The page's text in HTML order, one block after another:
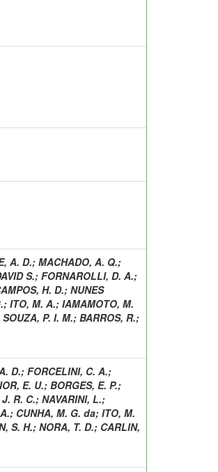
A. D.; MACHADO, A. Q.;
S.; FORNAROLLI, D. A.;
H. D.; NUNES
; ITO, M. A.; IAMAMOTO, M.
SOUZA, P. I. M.; BARROS, R.;
D.; FORCELINI, C. A.;
E. U.; BORGES, E. P.;
R. C.; NAVARINI, L.;
; CUNHA, M. G. da; ITO, M.
S. H.; NORA, T. D.; CARLIN,